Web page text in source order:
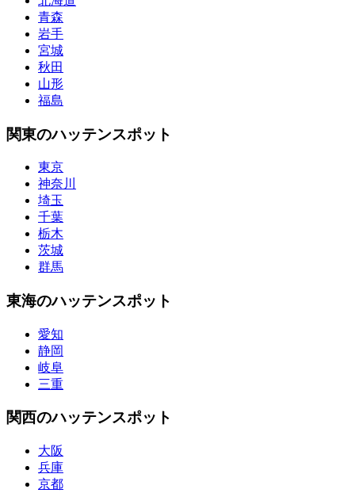
青森
岩手
宮城
秋田
山形
福島
関東のハッテンスポット
東京
神奈川
埼玉
千葉
栃木
茨城
群馬
東海のハッテンスポット
愛知
静岡
岐阜
三重
関西のハッテンスポット
大阪
兵庫
京都